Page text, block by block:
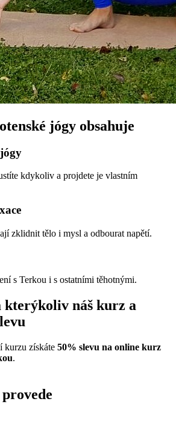
jógy obsahuje
kdykoliv a projdete je vlastním
zklidnit tělo i mysl a odbourat napětí.
s Terkou i s ostatními těhotnými.
kterýkoliv náš kurz a
kurzu získáte 50% slevu na online kurz
.
provede